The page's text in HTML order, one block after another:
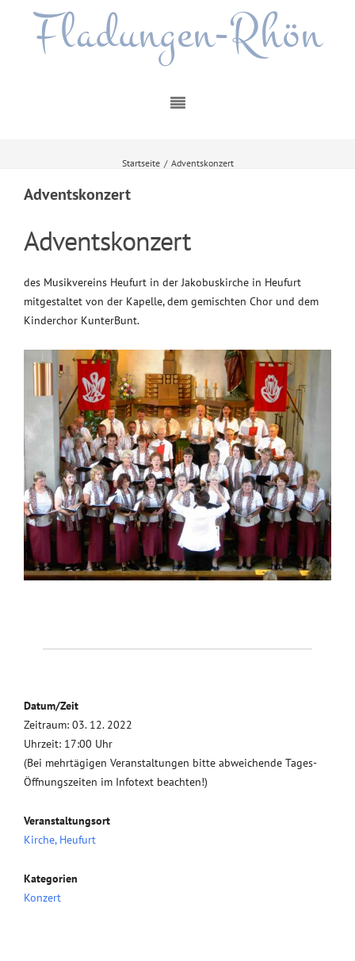
Fladungen-Rhön
Startseite / Adventskonzert
Adventskonzert
Adventskonzert
des Musikvereins Heufurt in der Jakobuskirche in Heufurt
mitgestaltet von der Kapelle, dem gemischten Chor und dem
Kinderchor KunterBunt.
Datum/Zeit
Zeitraum: 03. 12. 2022
Uhrzeit: 17:00 Uhr
(Bei mehrtägigen Veranstaltungen bitte abweichende Tages-
Öffnungszeiten im Infotext beachten!)
Veranstaltungsort
Kirche, Heufurt
Kategorien
Konzert